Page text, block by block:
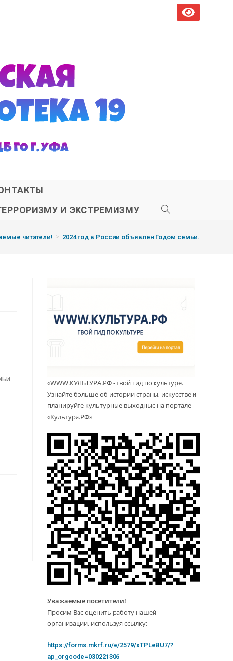
И ЭКСТРЕМИЗМУ
читатели! > 2024 год в России объявлен Годом семьи.
«WWW.КУЛЬТУРА.РФ - твой гид по культуре.
Узнайте больше об истории страны, искусстве и
планируйте культурные выходные на портале
«Культура.РФ»
Уважаемые посетители!
Просим Вас оценить работу нашей
организации, используя ссылку:
https://forms.mkrf.ru/e/2579/xTPLeBU7/?
ap_orgcode=030221306